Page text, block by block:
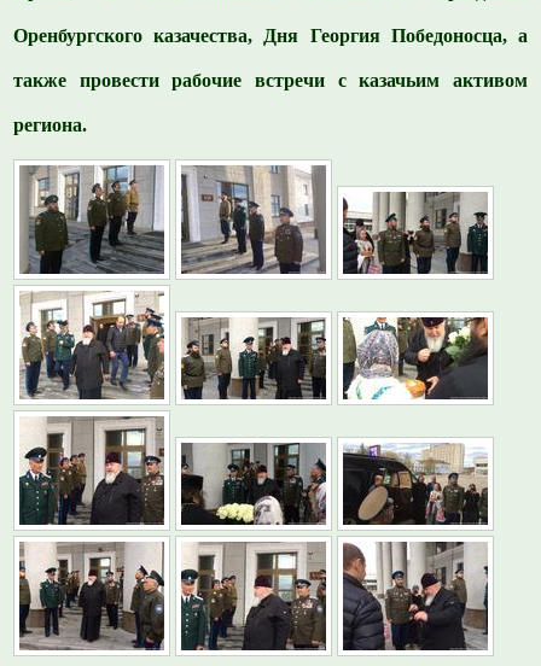
Оренбургского казачества, Дня Георгия Победоносца, а
также провести рабочие встречи с казачьим активом
региона.